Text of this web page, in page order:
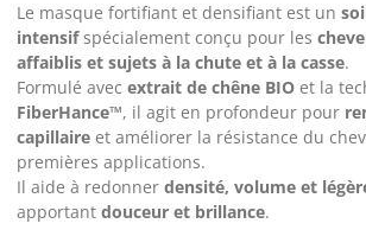
Le masque fortifiant et densifiant est un
intensifspécialement conçu pour les
affaiblis et sujets à la chute et à la casse.
Formulé avecextrait de chêne BIO et la
FiberHance™, il agit en profondeur pour
capillaire et améliorer la résistance du
premières applications.
Il aide à redonnerdensité, volume et
apportantdouceur et brillance.